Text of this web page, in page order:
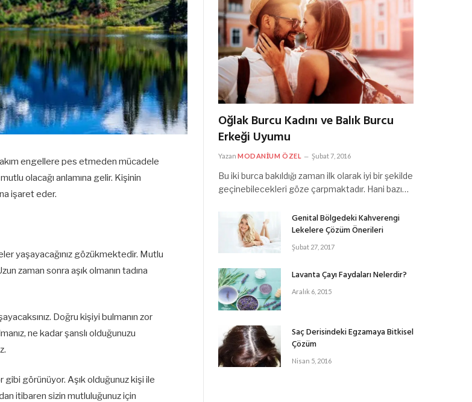
engellere pes etmeden mücadele
olacağı anlamına gelir. Kişinin
işaret eder.
yaşayacağınız gözükmektedir. Mutlu
zaman sonra aşık olmanın tadına
Doğru kişiyi bulmanın zor
ne kadar şanslı olduğunuzu
görünüyor. Aşık olduğunuz kişi ile
itibaren sizin mutluluğunuz için
Oğlak Burcu Kadını ve Balık Burcu
Erkeği Uyumu
Yazan MODANIUM ÖZEL Şubat 7, 2016
Bu iki burca bakıldığı zaman ilk olarak iyi bir şekilde
geçinebilecekleri göze çarpmaktadır. Hani bazı…
Genital Bölgedeki Kahverengi
Lekelere Çözüm Önerileri
Şubat 27, 2017
Lavanta Çayı Faydaları Nelerdir?
Aralık 6, 2015
Saç Derisindeki Egzamaya Bitkisel
Çözüm
Nisan 5, 2016